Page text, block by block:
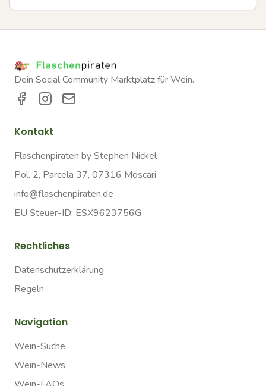
Dein Social Community Marktplatz für Wein.
Kontakt
Flaschenpiraten by Stephen Nickel
Pol. 2, Parcela 37, 07316 Moscari
info@flaschenpiraten.de
EU Steuer-ID: ESX9623756G
Rechtliches
Datenschutzerklärung
Regeln
Navigation
Wein-Suche
Wein-News